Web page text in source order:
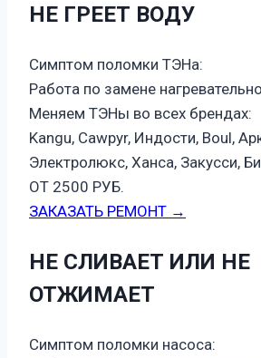
НЕ ГРЕЕТ ВОДУ
Симптом поломки ТЭНа:
Работа по замене
Меняем ТЭНы во всех брендах:
Kangu, Cawpyr, Индости, Boul,
Электролюкс, Ханса, Закусси,
ОТ 2500 РУБ.
ЗАКАЗАТЬ РЕМОНТ →
НЕ СЛИВАЕТ ИЛИ НЕ
ОТЖИМАЕТ
Симптом поломки насоса: